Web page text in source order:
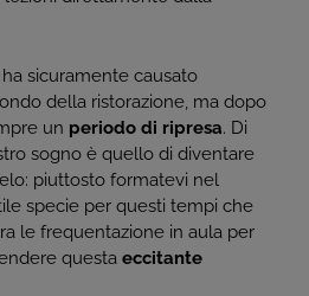
sicuramente causato
della ristorazione, ma dopo
un periodo di ripresa. Di
sogno è quello di diventare
piuttosto formatevi nel
specie per questi tempi che
le frequentazione in aula per
questa eccitante